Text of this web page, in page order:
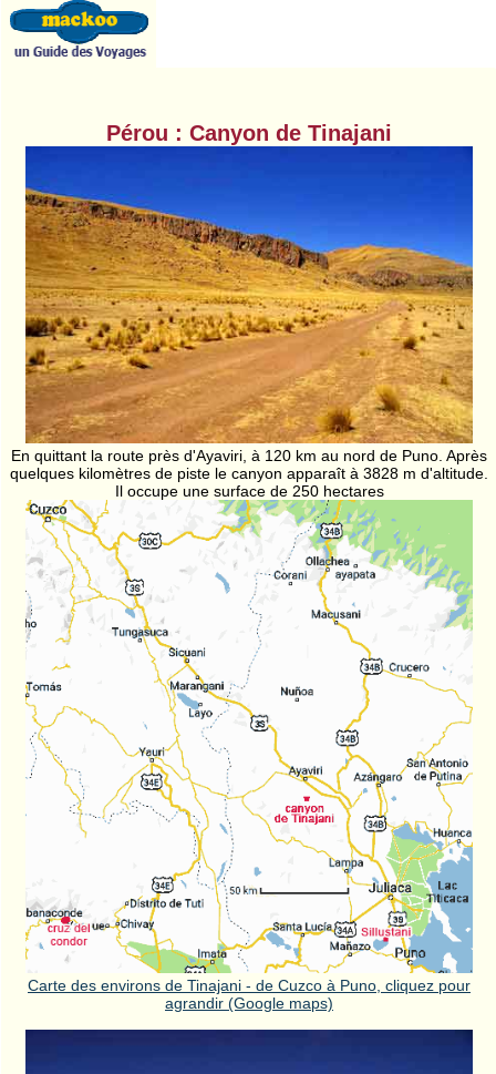
Pérou : Canyon de Tinajani
En quittant la route près d'Ayaviri, à 120 km au nord de Puno. Après
quelques kilomètres de piste le canyon apparaît à 3828 m d'altitude.
Il occupe une surface de 250 hectares
Carte des environs de Tinajani - de Cuzco à Puno, cliquez pour
agrandir (Google maps)